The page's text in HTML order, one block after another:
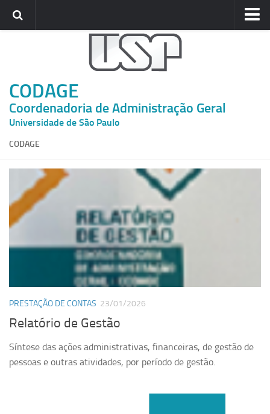
Gabinete
Departamentos
COMUNICADOS
Circulares
Portarias
PRESTANDO CONTAS
Balanço
Demonstrativos de Receitas e Despesas
Despesa Média por Aluno
Informativo CODAGE
Orçamento USP
Planilha CRUESP
Revisão Orçamentária
PORTAL DA TRANSPARÊNCIA
CODAGE
Coordenadoria de Administração Geral
Universidade de São Paulo
CODAGE
PRESTAÇÃO DE CONTAS 23/01/2026
Relatório de Gestão
Síntese das ações administrativas, financeiras, de gestão de
pessoas e outras atividades, por período de gestão.